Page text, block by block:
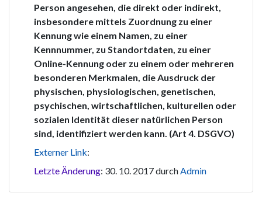
Person angesehen, die direkt oder indirekt,
insbesondere mittels Zuordnung zu einer
Kennung wie einem Namen, zu einer
Kennnummer, zu Standortdaten, zu einer
Online-Kennung oder zu einem oder mehreren
besonderen Merkmalen, die Ausdruck der
physischen, physiologischen, genetischen,
psychischen, wirtschaftlichen, kulturellen oder
sozialen Identität dieser natürlichen Person
sind, identifiziert werden kann. (Art 4. DSGVO)
Externer Link:
Letzte Änderung: 30. 10. 2017 durchAdmin